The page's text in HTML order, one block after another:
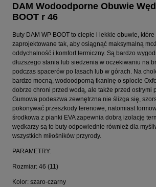
DAM Wodoodporne Obuwie
BOOT r 46
Buty DAM WP BOOT to ciepłe i lekkie obuwie, które
zaprojektowane tak, aby osiągnąć maksymalną
oddychalność i komfort termiczny. Są bardzo
dłuższego stania lub siedzenia w oczekiwaniu na
podczas spacerów po lasach lub w górach. Na
bardzo mocną, wodoodporną tkaninę o splocie
dobrze chroni przed wodą, ale także przed ostrymi
Gumowa podeszwa zewnętrzna nie ślizga się,
pokonywać przeszkody terenowe, natomiast
środkowa z pianki EVA zapewnia dobrą izolację
wędkarzy są to buty odpowiednie również dla
wszystkich miłośników przyrody.
PARAMETRY:
Rozmiar: 46 (11)
Kolor: szaro-czarny